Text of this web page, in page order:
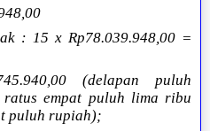
: 15 x Rp78.039.948,00 =
(delapan puluh
empat puluh lima ribu
puluh rupiah);